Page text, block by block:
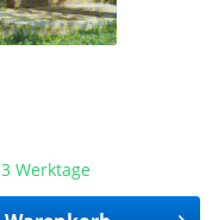
Werktage